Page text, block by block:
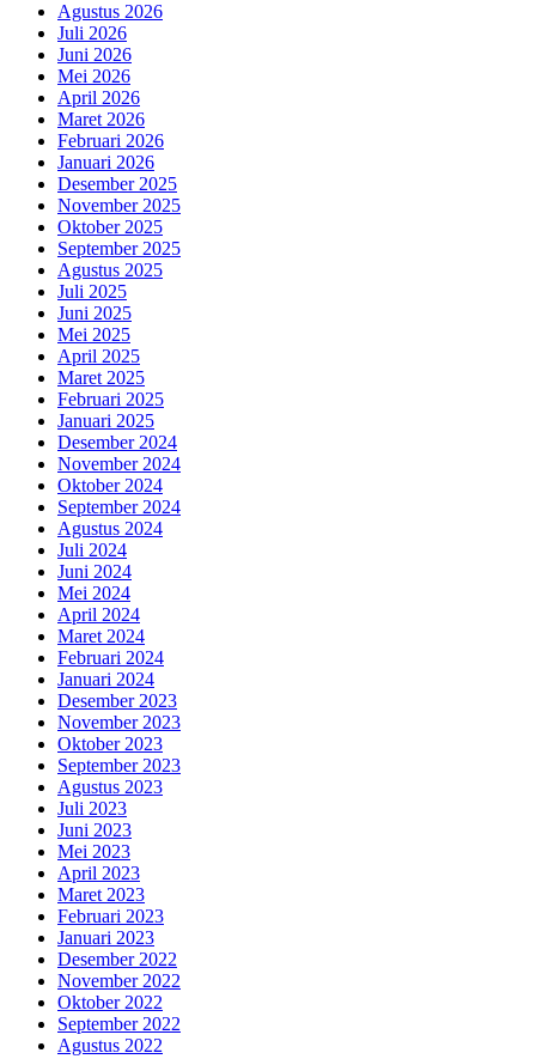
Agustus 2026
Juli 2026
Juni 2026
Mei 2026
April 2026
Maret 2026
Februari 2026
Januari 2026
Desember 2025
November 2025
Oktober 2025
September 2025
Agustus 2025
Juli 2025
Juni 2025
Mei 2025
April 2025
Maret 2025
Februari 2025
Januari 2025
Desember 2024
November 2024
Oktober 2024
September 2024
Agustus 2024
Juli 2024
Juni 2024
Mei 2024
April 2024
Maret 2024
Februari 2024
Januari 2024
Desember 2023
November 2023
Oktober 2023
September 2023
Agustus 2023
Juli 2023
Juni 2023
Mei 2023
April 2023
Maret 2023
Februari 2023
Januari 2023
Desember 2022
November 2022
Oktober 2022
September 2022
Agustus 2022